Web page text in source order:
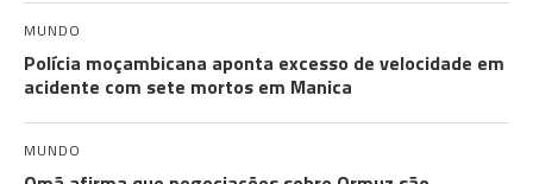
MUNDO
Polícia moçambicana aponta excesso de velocidade em
acidente com sete mortos em Manica
MUNDO